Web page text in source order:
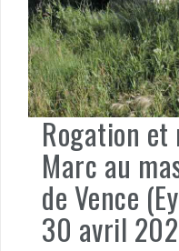
Rogation et
Marc au
de Vence
30 avril